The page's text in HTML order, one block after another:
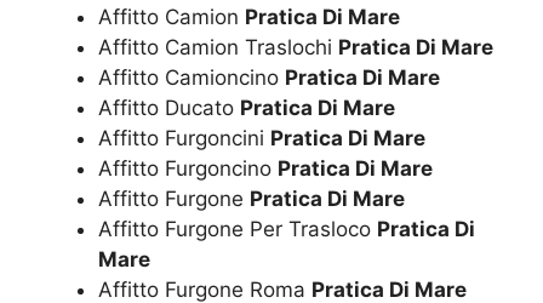
Affitto Camion Pratica Di Mare
Affitto Camion Traslochi Pratica Di Mare
Affitto Camioncino Pratica Di Mare
Affitto Ducato Pratica Di Mare
Affitto Furgoncini Pratica Di Mare
Affitto Furgoncino Pratica Di Mare
Affitto Furgone Pratica Di Mare
Affitto Furgone Per Trasloco Pratica Di
Mare
Affitto Furgone Roma Pratica Di Mare